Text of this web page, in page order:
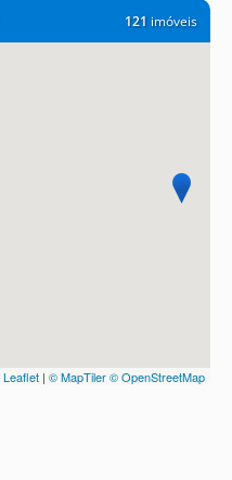
121 imóveis
Leaflet | © MapTiler© OpenStreetMap